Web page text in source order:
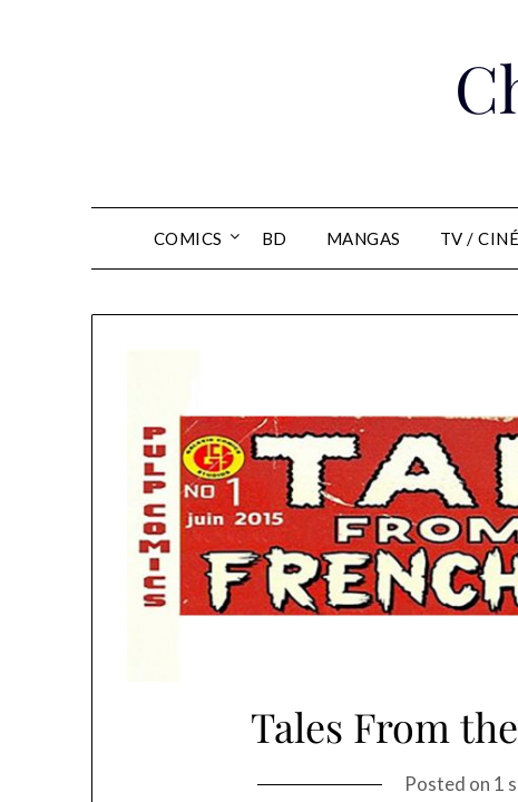
COMICS BD MANGAS TV / CINÉ
Tales From
Posted on 1